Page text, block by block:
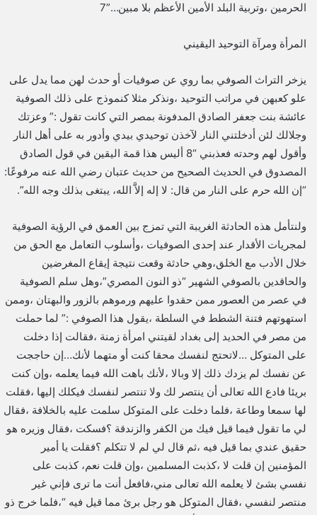
الحرمين ،وتربية البلد الأمين الأعظم بلا مبين…”7
المرأة ومرآة التوحيد اليقيني
يزخر التراث الصوفي بما روي عن صوفيات أو حدث لهن مما يدل على
علو كعبهن في مراتب التوحيد ،ونذكر مثلا كنموذج على ذلك الصوفية
عائشة بنت جعفر الصادق المدفونة بمصر التي كانت تقول :” وعزتك
وجلالك لئن أدخلتني النار لآخذن توحيدي بيدي وأدور به على أهل النار
وأقول لهم وحدته فعذبني “8 أليس هذا قمة اليقين في قول الصادق
المصدوق في الحديث الصحيح من حديث عتبان رضي الله عنه مرفوعًا:
“إن الله حرم على النار من قال: لا إله إلاَّ الله، يبتغى بذلك وجه الله”.
ولنتأمل هذه الحادثة الغريبة التي تمزج بين العمق في الرؤية الصوفية
لمجريات الأقدار عند إحدى الصوفيات ،وأسلوب التعامل مع الحق من
خلال الأدب مع الخلق،وهي حادثة وقعت نتيجة إيقاع المغرضين
والحاقدين بالصوفي الشهير “ذو النون المصري”،وهل سلم الصوفية
في عصر من العصور ممن حقدوا عليهم ورموهم بالزور والبهتان ،وممن
استهوتهم فتنة الشطط في السلطة ،يقول هذا الصوفي :” لما حملت
من مصر في الحديد إلى بغداد لقيتني امرأة زمنة ،فقالت إذا دخلت
على المتوكل …لاتحتج لنفسك محقا كنت أو متهما لأنك…إن حاججت
عن نفسك لم يزدك ذلك إلا وبالا ،لأنك باهت الله فيما يعلمه ،وإن كنت
بريئا فادع الله تعالى أن ينتصر لك ولا تنتصر لنفسك فيكلك إليها ،فقلت
لها سمعا وطاعة ،فلما دخلت على المتوكل سلمت عليه بالخلافة ،فقال
لي ما تقول فيما قيل فيك من الكفر والزندقة ؟فسكت ،فقال وزيره هو
حقيق عندي بما قيل فيه ،ثم قال لي لم لا تتكلم ؟فقلت يا أمير
المؤمنين إن قلت لا ،كذبت المسلمين ،وإن قلت نعم، كذبت على
نفسي بشئ لا يعلمه الله تعالى مني،فافعل أنت ما ترى فإني غير
منتصر لنفسي ،فقال المتوكل هو رجل برئ مما قيل فيه “،فلما خرج ذو